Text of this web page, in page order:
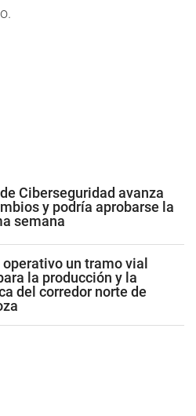
Ciberseguridad avanza
y podría aprobarse la
semana
operativo un tramo vial
la producción y la
del corredor norte de